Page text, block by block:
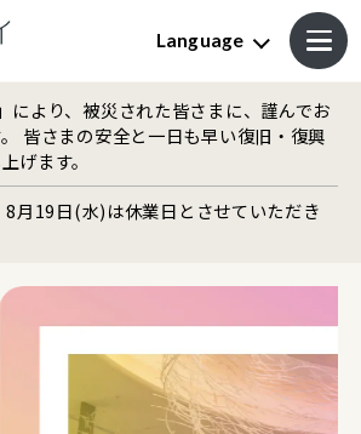
Language
により、被災された皆さまに、謹んでお
皆さまの安全と一日も早い復旧・復興
げます。
8月19日(水)は休業日とさせていただき